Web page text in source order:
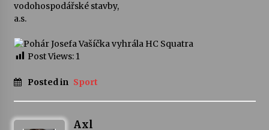
vodohospodářské stavby,
a.s.
Post Views: 1
Posted in Sport
Axl